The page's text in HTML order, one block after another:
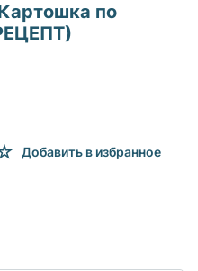
по
Добавить в избранное